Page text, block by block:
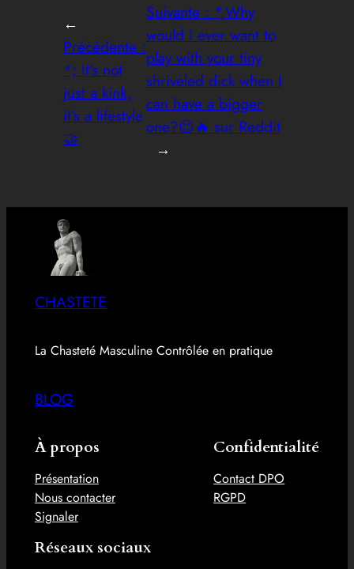
←
Précédente :
*; It’s not
just a kink,
it’s a lifestyle
🤝
Suivante : *,Why
would I ever want to
play with your tiny
shriveled dick when I
can have a bigger
one?😉🔥 sur Reddit
→
CHASTETE
La Chasteté Masculine Contrôlée en pratique
BLOG
À propos
Présentation
Nous contacter
Signaler
Confidentialité
Contact DPO
RGPD
Réseaux sociaux